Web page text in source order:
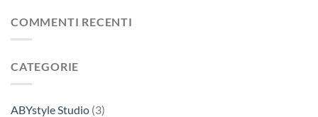
COMMENTI RECENTI
CATEGORIE
ABYstyle Studio (3)